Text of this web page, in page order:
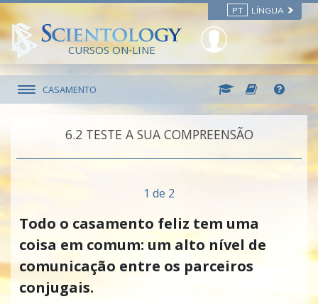
PT LÍNGUA
CURSOS ON‑LINE
CASAMENTO
6.‎2 TESTE A SUA COMPREENSÃO
1 de 2
Todo o casamento feliz tem uma
coisa em comum: um alto nível de
comunicação entre os parceiros
conjugais.